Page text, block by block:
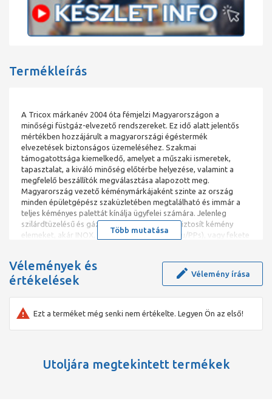
Termékleírás
A Tricox márkanév 2004 óta fémjelzi Magyarországon a
minőségi füstgáz-elvezető rendszereket. Ez idő alatt jelentős
mértékben hozzájárult a magyarországi égéstermék
elvezetések biztonságos üzemeléséhez. Szakmai
támogatottsága kiemelkedő, amelyet a műszaki ismeretek,
tapasztalat, a kiváló minőség előtérbe helyezése, valamint a
megfelelő beszállítók megválasztása alapozott meg.
Magyarország vezető kéménymárkájaként szinte az ország
minden épületgépész szaküzletében megtalálható és immár a
teljes kéményes palettát kínálja ügyfelei számára. Jelenleg
szilárdtüzelésű és gáztüzelésű kazánokhoz biztosít kémény
elemeket, akár INOX, Alumínium-műanyag (Alu/PPs), vagy fekete
füstgázelvezetés témakörében. C5-ös kivitel – Szétválasztott
rendszerű égéstermék elvezető / égési levegő bevezető
Több mutatása
Vélemények és
értékelések
Vélemény írása
Ezt a terméket még senki nem értékelte. Legyen Ön az első!
Utoljára megtekintett termékek